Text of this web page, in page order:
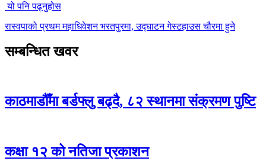
यो पनि पढ्नुहोस
रास्वपाको प्रथम महाधिवेशन भरतपुरमा, उद्घाटन गेस्टहाउस चौरमा हुने
सम्बन्धित खवर
काठमाडौँमा बर्डफ्लु बढ्दै, ८२ स्थानमा संक्रमण पुष्टि
कक्षा १२ को नतिजा प्रकाशन